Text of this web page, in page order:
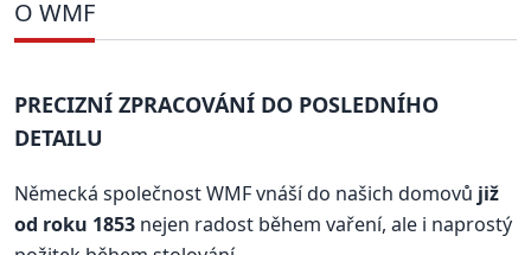
O WMF
PRECIZNÍ ZPRACOVÁNÍ DO POSLEDNÍHO
DETAILU
Německá společnost WMF vnáší do našich domovů již
od roku 1853 nejen radost během vaření, ale i naprostý